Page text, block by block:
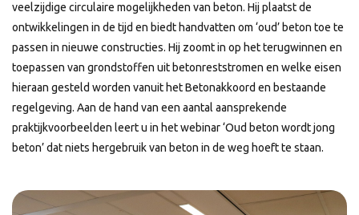
veelzijdige circulaire mogelijkheden van beton. Hij plaatst de
ontwikkelingen in de tijd en biedt handvatten om ‘oud’ beton toe te
passen in nieuwe constructies. Hij zoomt in op het terugwinnen en
toepassen van grondstoffen uit betonreststromen en welke eisen
hieraan gesteld worden vanuit het Betonakkoord en bestaande
regelgeving. Aan de hand van een aantal aansprekende
praktijkvoorbeelden leert u in het webinar ‘Oud beton wordt jong
beton’ dat niets hergebruik van beton in de weg hoeft te staan.